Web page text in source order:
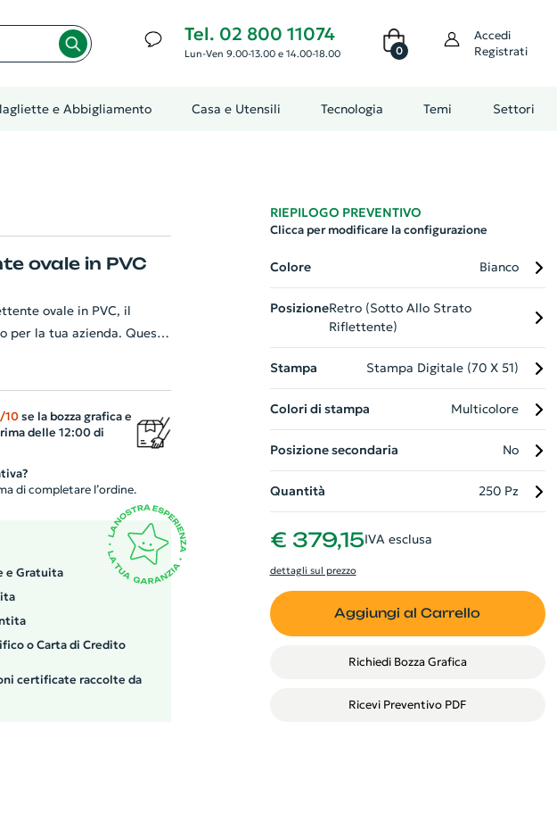
Tel. 02 800 11074
Lun-Ven 9.00-13.00 e 14.00-18.00 0
Accedi
Registrati
e Abbigliamento Casa e Utensili Tecnologia Temi Settori
ovale in PVC
ovale in PVC, il
per la tua azienda. Questo
viene eseguita sotto alla
una diffusione della luce
solo un'immagine nitida
extra. Per mantenere
di conservarlo in un luogo
luce diretta del sole.
10se la bozza grafica e
delle 12:00 di
di completare l’ordine.
e Gratuita
o Carta di Credito
certificate raccolte da
RIEPILOGO PREVENTIVO
Clicca per modificare la configurazione
Colore Bianco
PosizioneRetro (sotto Allo Strato
Riflettente)
Stampa Stampa Digitale (70 X 51)
Colori di stampa Multicolore
Posizione secondaria No
Quantità 250 Pz
€ 379,15IVA esclusa
dettagli sul prezzo
Aggiungi al Carrello
Richiedi Bozza Grafica
Ricevi Preventivo PDF